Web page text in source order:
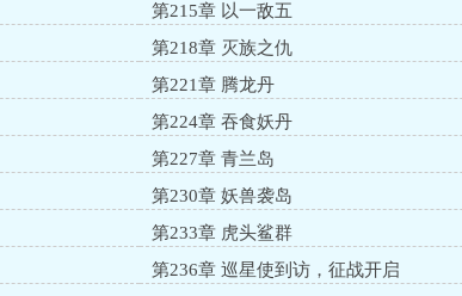
第215章 以一敌五
第218章 灭族之仇
第221章 腾龙丹
第224章 吞食妖丹
第227章 青兰岛
第230章 妖兽袭岛
第233章 虎头鲨群
第236章 巡星使到访，征战开启